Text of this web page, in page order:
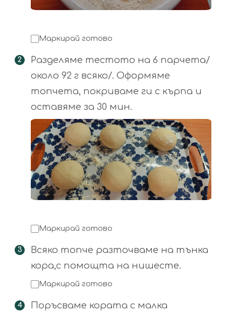
Маркирай готово
Разделяме тестото на 6 парчета/
около 92 г всяко/. Оформяме
топчета, покриваме ги с кърпа и
оставяме за 30 мин.
Маркирай готово
Всяко топче разточваме на тънка
кора,с помощта на нишесте.
Маркирай готово
Поръсваме кората с малка